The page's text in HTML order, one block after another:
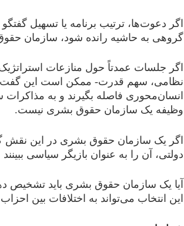
اگر دعوت‌ها، ترتیب برنامه یا تسهیل
گروهی به حاشیه رانده شود، سازمان
اگر جلسات عمدتاً حول منازعات
نظامی، سهم قدرت- ممکن است این
انسان‌محوری فاصله بگیرند و به
وظیفه یک سازمان حقوق بشری نیست.
اگر یک سازمان حقوق بشری در این نقش
دولتی، آن را به عنوان بازیگر سیاسی
آیا یک سازمان حقوق بشری باید تشخیص
این انتخاب می‌تواند به اختلافات بین